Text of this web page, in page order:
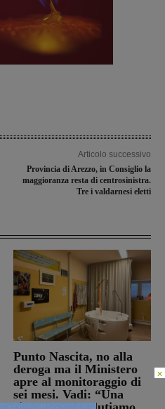
Articolo successivo
Provincia di Arezzo, in Consiglio la
maggioranza resta di centrosinistra.
Tre i valdarnesi eletti
Punto Nascita, no alla
deroga ma il Ministero
apre al monitoraggio di
sei mesi. Vadi: “Una
×